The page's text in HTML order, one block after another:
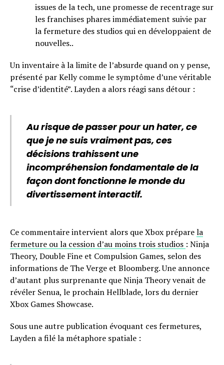
issues de la tech, une promesse de recentrage sur
les franchises phares immédiatement suivie par
la fermeture des studios qui en développaient de
nouvelles..
Un inventaire à la limite de l’absurde quand on y pense,
présenté par Kelly comme le symptôme d’une véritable
“crise d’identité”. Layden a alors réagi sans détour :
Au risque de passer pour un hater, ce
que je ne suis vraiment pas, ces
décisions trahissent une
incompréhension fondamentale de la
façon dont fonctionne le monde du
divertissement interactif.
Ce commentaire intervient alors que Xbox préparela
fermeture ou la cession d’au moins trois studios : Ninja
Theory, Double Fine et Compulsion Games, selon des
informations de The Verge et Bloomberg. Une annonce
d’autant plus surprenante que Ninja Theory venait de
révéler Senua, le prochain Hellblade, lors du dernier
Xbox Games Showcase.
Sous une autre publication évoquant ces fermetures,
Layden a filé la métaphore spatiale :